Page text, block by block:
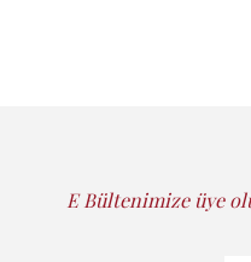
E Bültenimize üye